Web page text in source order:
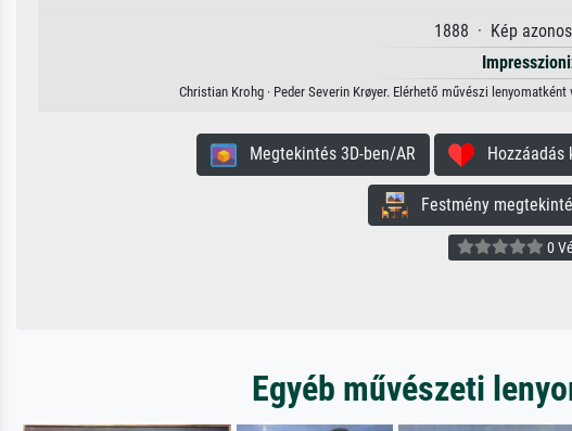
1888 · Kép
Christian Krohg · Peder Severin Krøyer. Elérhető művészi
Megtekintés 3D-ben/AR Hozzáadás
Festmény
0
Egyéb művészeti